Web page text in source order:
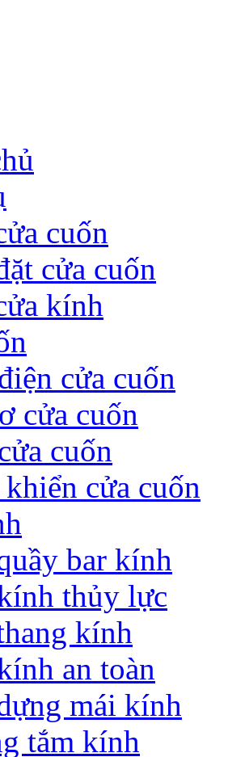
cuốn
cửa cuốn
kính
cửa cuốn
cửa cuốn
cuốn
cửa cuốn
bar kính
thủy lực
kính
an toàn
mái kính
tắm kính